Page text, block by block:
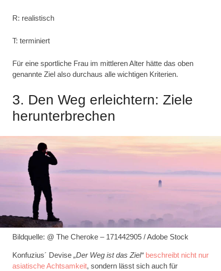
R: realistisch
T: terminiert
Für eine sportliche Frau im mittleren Alter hätte das oben
genannte Ziel also durchaus alle wichtigen Kriterien.
3. Den Weg erleichtern: Ziele
herunterbrechen
Bildquelle: @ The Cheroke – 171442905 / Adobe Stock
Konfuzius´ Devise „Der Weg ist das Ziel“ beschreibt nicht nur
asiatische Achtsamkeit, sondern lässt sich auch für